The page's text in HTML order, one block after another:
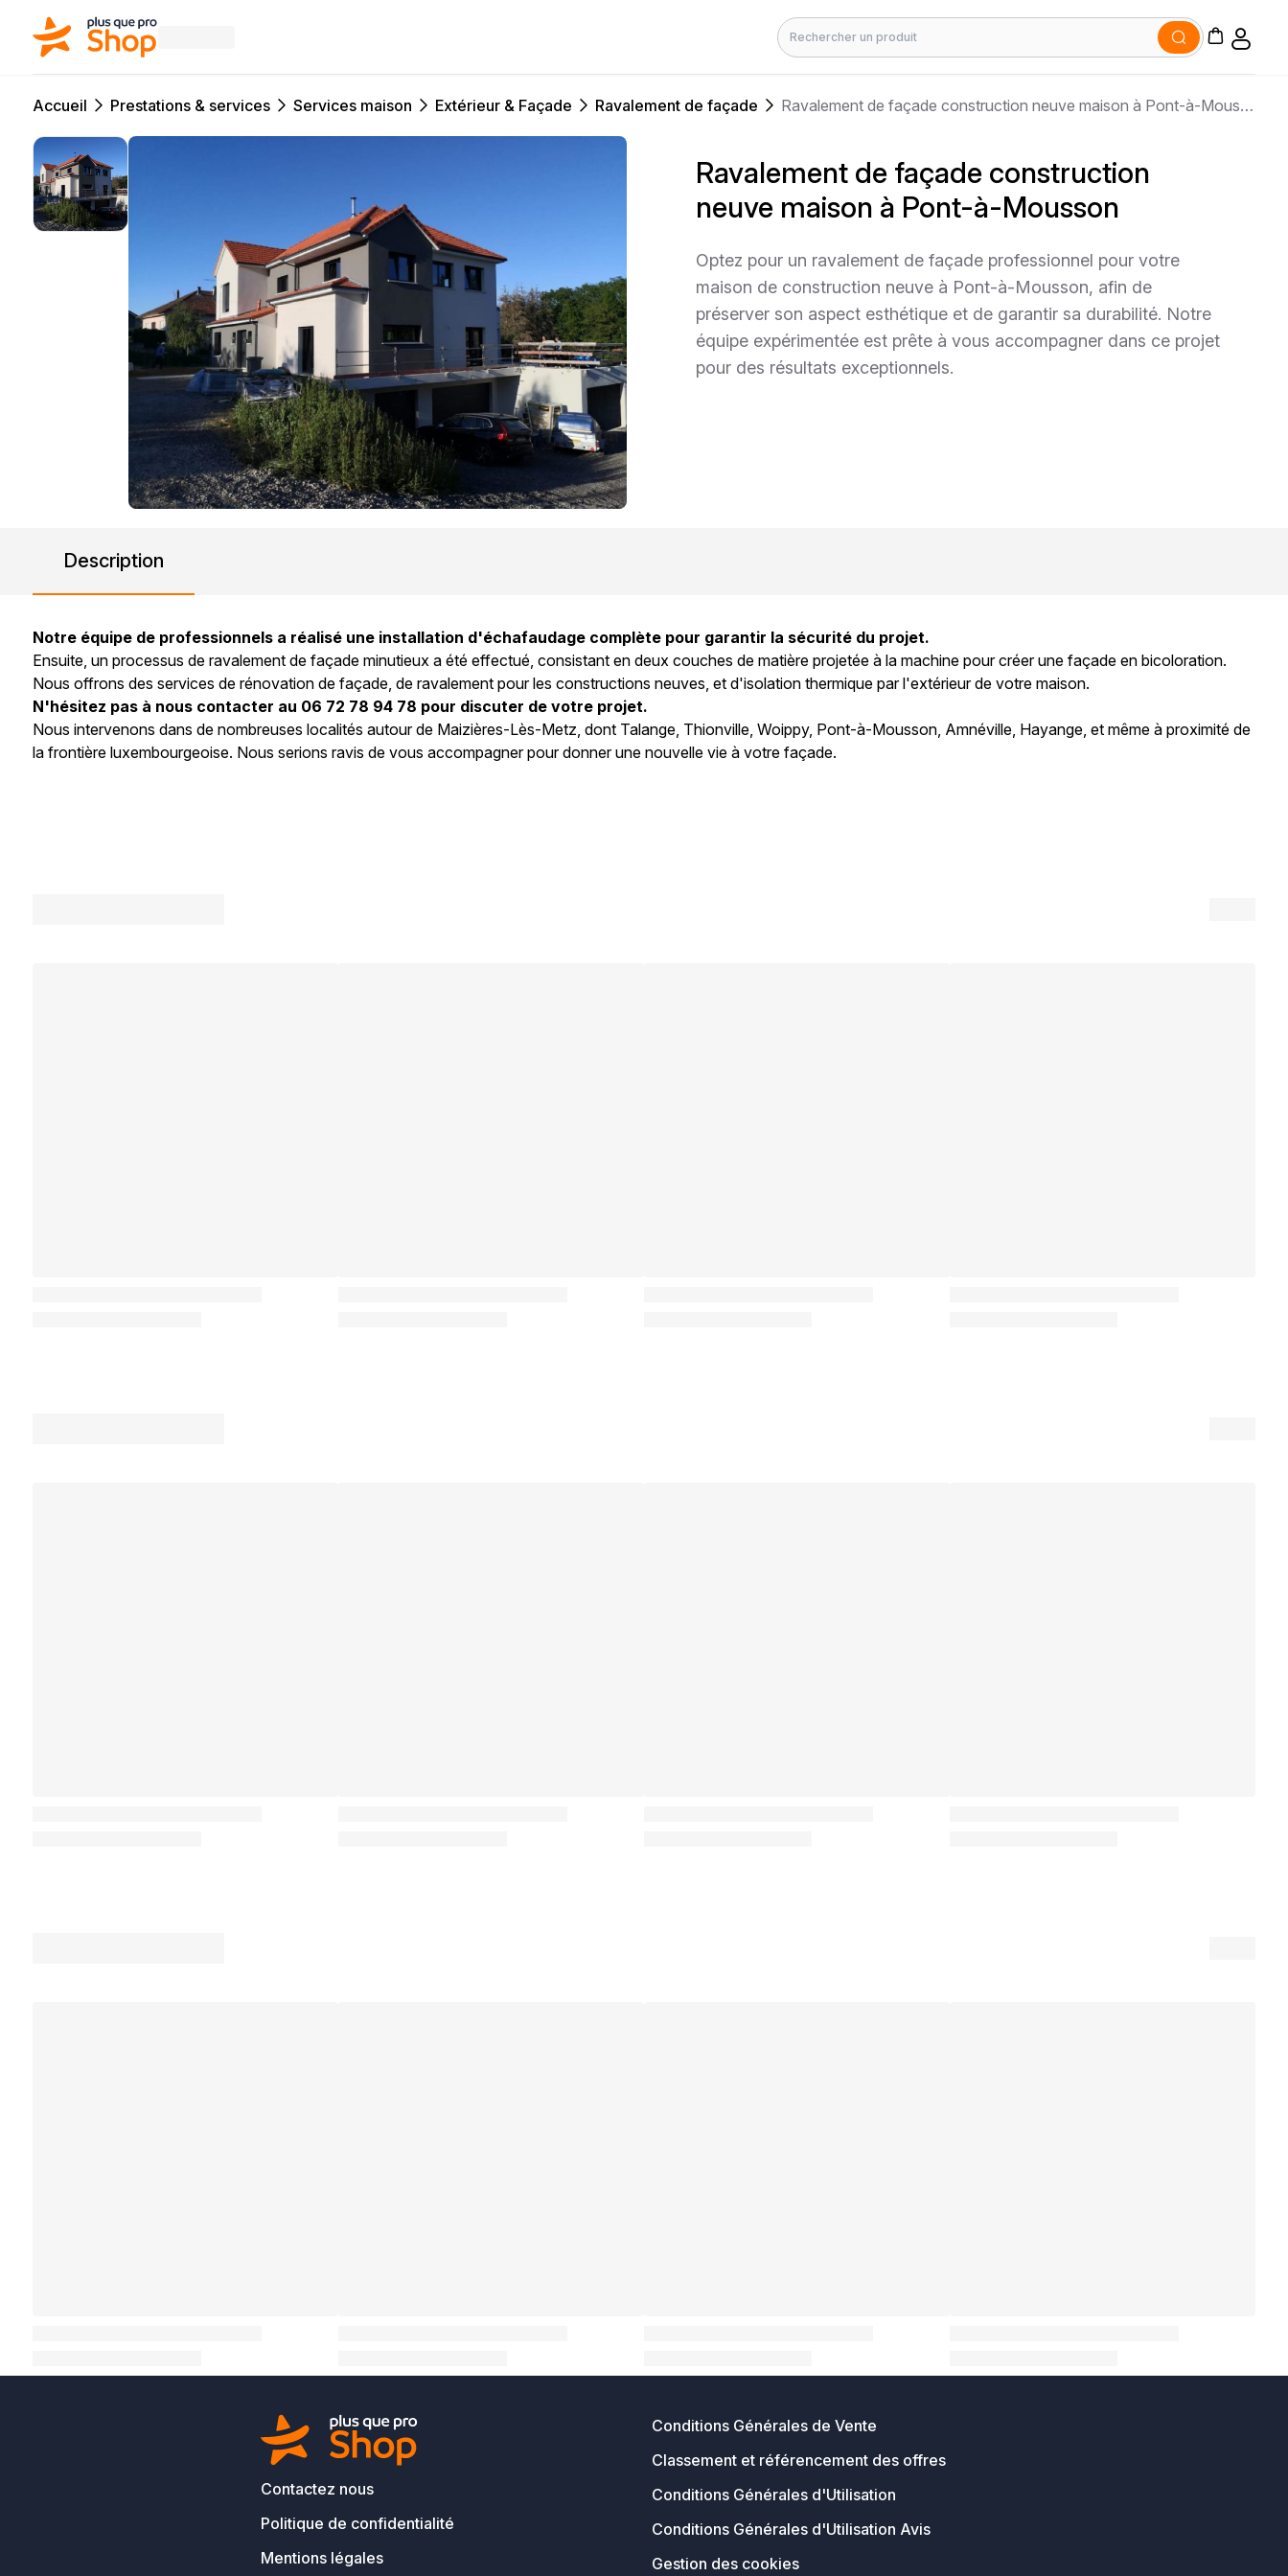
Rechercher
Accueil Prestations & services Services maison Extérieur & Façade Ravalement de façade Ravalement de façade construction neuve maison à Pont-à-Mousson
Ravalement de façade construction
neuve maison à Pont-à-Mousson
Optez pour un ravalement de façade professionnel pour votre
maison de construction neuve à Pont-à-Mousson, afin de
préserver son aspect esthétique et de garantir sa durabilité. Notre
équipe expérimentée est prête à vous accompagner dans ce projet
pour des résultats exceptionnels.
Description
Notre équipe de professionnels a réalisé une installation d'échafaudage complète pour garantir la sécurité du projet.
Ensuite, un processus de ravalement de façade minutieux a été effectué, consistant en deux couches de matière projetée à la machine pour créer une façade en bicoloration.
Nous offrons des services de rénovation de façade, de ravalement pour les constructions neuves, et d'isolation thermique par l'extérieur de votre maison.
N'hésitez pas à nous contacter au 06 72 78 94 78 pour discuter de votre projet.
Nous intervenons dans de nombreuses localités autour de Maizières-Lès-Metz, dont Talange, Thionville, Woippy, Pont-à-Mousson, Amnéville, Hayange, et même à proximité de
la frontière luxembourgeoise. Nous serions ravis de vous accompagner pour donner une nouvelle vie à votre façade.
Contactez nous
Politique de confidentialité
Mentions légales
Conditions Générales de Vente
Classement et référencement des offres
Conditions Générales d'Utilisation
Conditions Générales d'Utilisation Avis
Gestion des cookies